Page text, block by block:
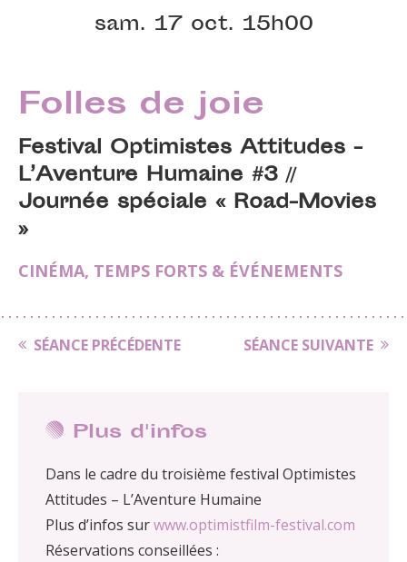
sam. 17 oct. 15h00
Folles de joie
Festival Optimistes Attitudes -
L’Aventure Humaine #3 //
Journée spéciale « Road-Movies
»
CINÉMA, TEMPS FORTS & ÉVÉNEMENTS
SÉANCE PRÉCÉDENTE SÉANCE SUIVANTE
Plus d'infos
Dans le cadre du troisième festival Optimistes
Attitudes – L’Aventure Humaine
Plus d’infos surwww.optimistfilm-festival.com
Réservations conseillées :